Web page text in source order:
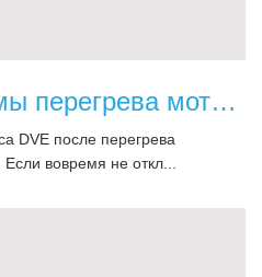
Решение проблемы перегрева мотора вакуумного насоса
DVE после перегрева
Если вовремя не откл...